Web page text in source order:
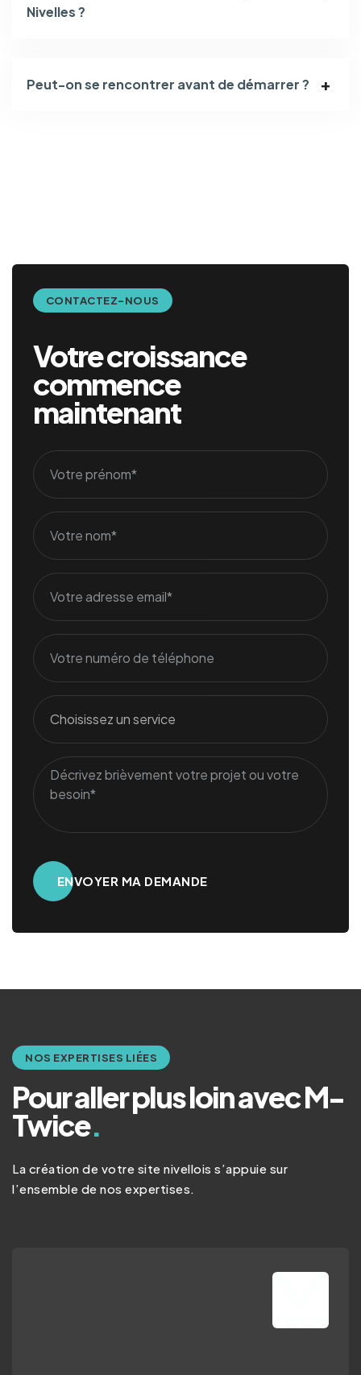
Nivelles ?
Peut-on se rencontrer avant de démarrer ?
CONTACTEZ-NOUS
Votre croissance
commence
maintenant
NOS EXPERTISES LIÉES
Pour aller plus loin avec M-
Twice.
La création de votre site nivellois s’appuie sur
l’ensemble de nos expertises.